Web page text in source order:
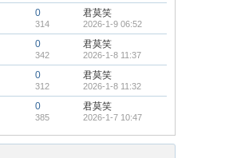
0
314
君莫笑
2026-1-9 06:52
0
342
君莫笑
2026-1-8 11:37
0
312
君莫笑
2026-1-8 11:32
0
385
君莫笑
2026-1-7 10:47